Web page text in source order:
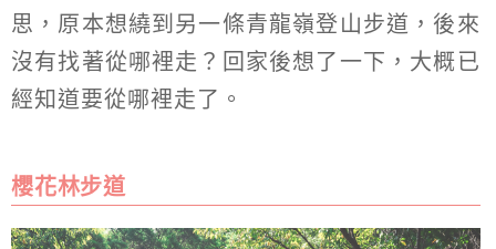
思，原本想繞到另一條青龍嶺登山步道，後來
沒有找著從哪裡走？回家後想了一下，大概已
經知道要從哪裡走了。
櫻花林步道